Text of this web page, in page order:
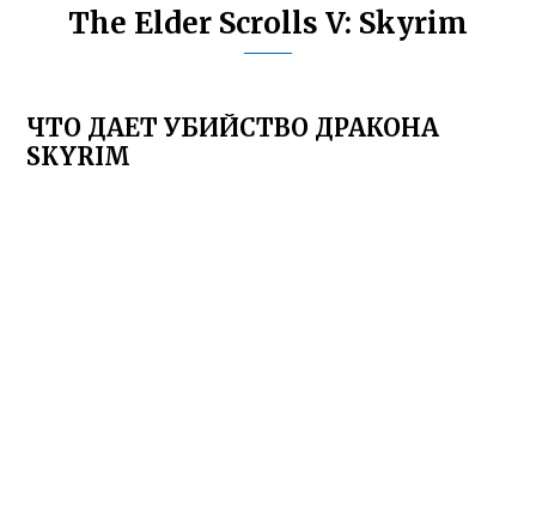
The Elder Scrolls V: Skyrim
ЧТО ДАЕТ УБИЙСТВО ДРАКОНА
SKYRIM